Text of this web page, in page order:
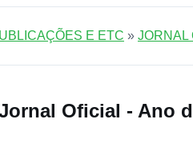
E ETC » JORNAL